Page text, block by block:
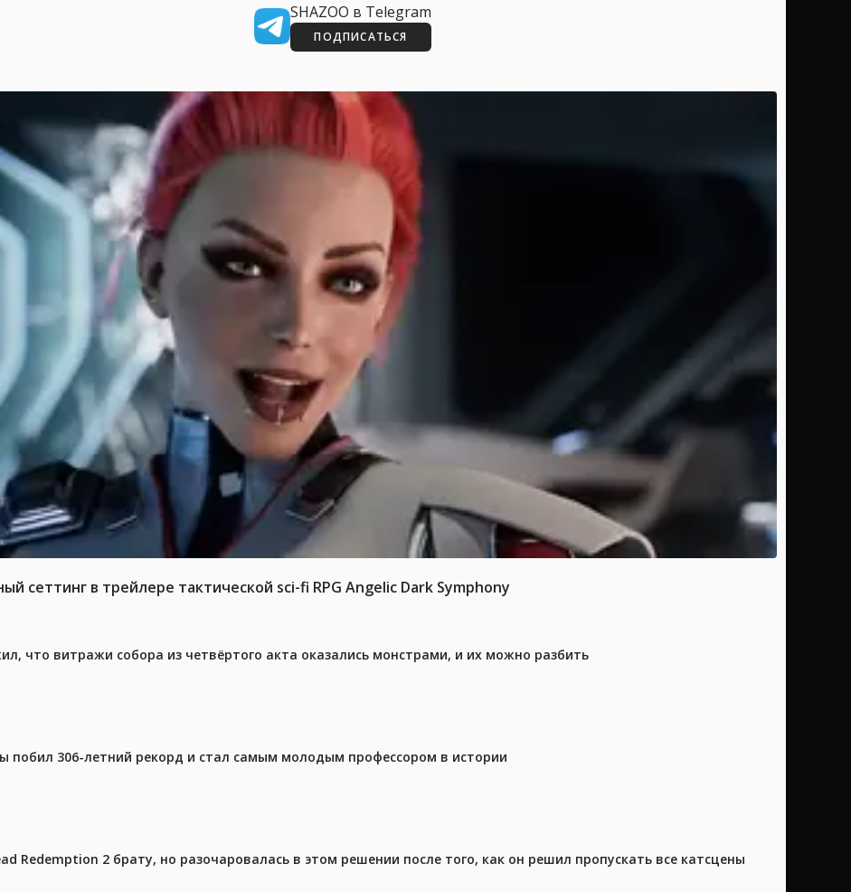
SHAZOO в Telegram
ПОДПИСАТЬСЯ
сеттинг в трейлере тактической sci-fi RPG Angelic Dark Symphony
что витражи собора из четвёртого акта оказались монстрами, и их можно разбить
побил 306-летний рекорд и стал самым молодым профессором в истории
Redemption 2 брату, но разочаровалась в этом решении после того, как он решил пропускать все катсцены